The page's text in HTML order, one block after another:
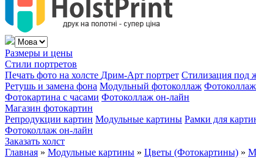
Размеры и цены
Стили портретов
Печать фото на холсте Дрим-Арт портрет Стилизация под
Ретушь и замена фона Модульный фотоколлаж Фотоколлаж
Фотокартина с часами Фотоколлаж он-лайн
Магазин фотокартин
Репродукции картин Модульные картины Рамки для
Фотоколлаж он-лайн
Заказать холст
Главная » Модульные картины » Цветы (Фотокартины) »